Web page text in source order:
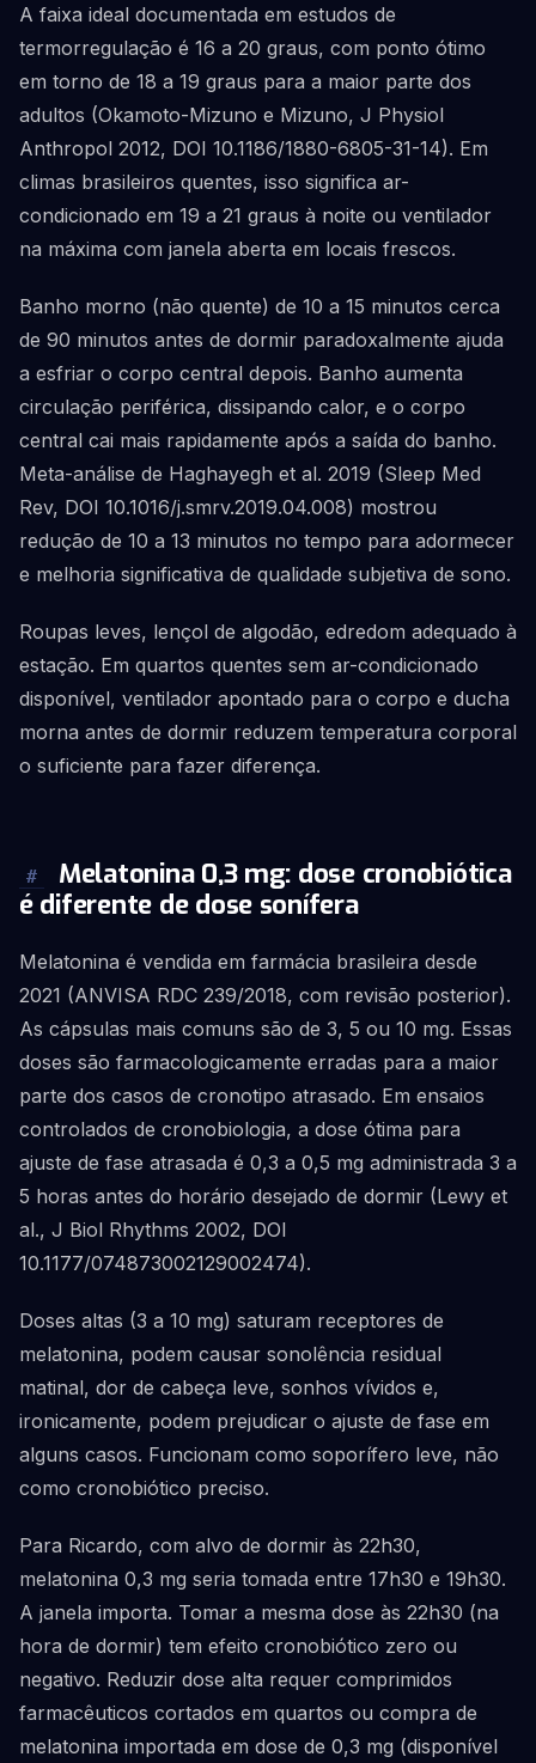
A faixa ideal documentada em estudos de
termorregulação é 16 a 20 graus, com ponto ótimo
em torno de 18 a 19 graus para a maior parte dos
adultos (Okamoto-Mizuno e Mizuno, J Physiol
Anthropol 2012, DOI 10.1186/1880-6805-31-14). Em
climas brasileiros quentes, isso significa ar-
condicionado em 19 a 21 graus à noite ou ventilador
na máxima com janela aberta em locais frescos.
Banho morno (não quente) de 10 a 15 minutos cerca
de 90 minutos antes de dormir paradoxalmente ajuda
a esfriar o corpo central depois. Banho aumenta
circulação periférica, dissipando calor, e o corpo
central cai mais rapidamente após a saída do banho.
Meta-análise de Haghayegh et al. 2019 (Sleep Med
Rev, DOI 10.1016/j.smrv.2019.04.008) mostrou
redução de 10 a 13 minutos no tempo para adormecer
e melhoria significativa de qualidade subjetiva de sono.
Roupas leves, lençol de algodão, edredom adequado à
estação. Em quartos quentes sem ar-condicionado
disponível, ventilador apontado para o corpo e ducha
morna antes de dormir reduzem temperatura corporal
o suficiente para fazer diferença.
#
Melatonina 0,3 mg: dose cronobiótica
é diferente de dose sonífera
Melatonina é vendida em farmácia brasileira desde
2021 (ANVISA RDC 239/2018, com revisão posterior).
As cápsulas mais comuns são de 3, 5 ou 10 mg. Essas
doses são farmacologicamente erradas para a maior
parte dos casos de cronotipo atrasado. Em ensaios
controlados de cronobiologia, a dose ótima para
ajuste de fase atrasada é 0,3 a 0,5 mg administrada 3 a
5 horas antes do horário desejado de dormir (Lewy et
al., J Biol Rhythms 2002, DOI
10.1177/074873002129002474).
Doses altas (3 a 10 mg) saturam receptores de
melatonina, podem causar sonolência residual
matinal, dor de cabeça leve, sonhos vívidos e,
ironicamente, podem prejudicar o ajuste de fase em
alguns casos. Funcionam como soporífero leve, não
como cronobiótico preciso.
Para Ricardo, com alvo de dormir às 22h30,
melatonina 0,3 mg seria tomada entre 17h30 e 19h30.
A janela importa. Tomar a mesma dose às 22h30 (na
hora de dormir) tem efeito cronobiótico zero ou
negativo. Reduzir dose alta requer comprimidos
farmacêuticos cortados em quartos ou compra de
melatonina importada em dose de 0,3 mg (disponível